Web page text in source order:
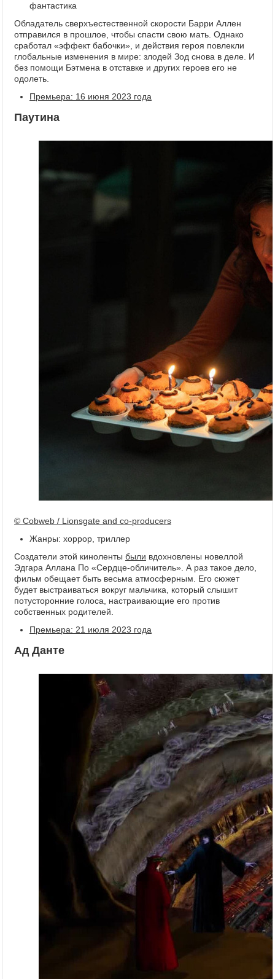
фантастика
Обладатель сверхъестественной скорости Барри Аллен
отправился в прошлое, чтобы спасти свою мать. Однако
сработал «эффект бабочки», и действия героя повлекли
глобальные изменения в мире: злодей Зод снова в деле. И
без помощи Бэтмена в отставке и других героев его не
одолеть.
Премьера: 16 июня 2023 года
Паутина
© Cobweb / Lionsgate and co-producers
Жанры: хоррор, триллер
Создатели этой киноленты были вдохновлены новеллой
Эдгара Аллана По «Сердце-обличитель». А раз такое дело,
фильм обещает быть весьма атмосферным. Его сюжет
будет выстраиваться вокруг мальчика, который слышит
потусторонние голоса, настраивающие его против
собственных родителей.
Премьера: 21 июля 2023 года
Ад Данте